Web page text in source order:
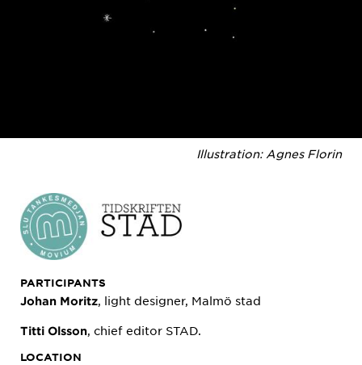
Illustration: Agnes Florin
PARTICIPANTS
Johan Moritz, light designer, Malmö stad
Titti Olsson, chief editor STAD.
LOCATION